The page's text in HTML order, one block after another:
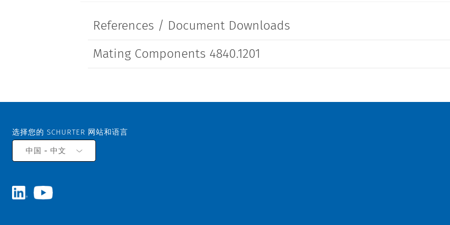
References / Document Downloads
Mating Components 4840.1201
选择您的 SCHURTER 网站和语言
中国 - 中文